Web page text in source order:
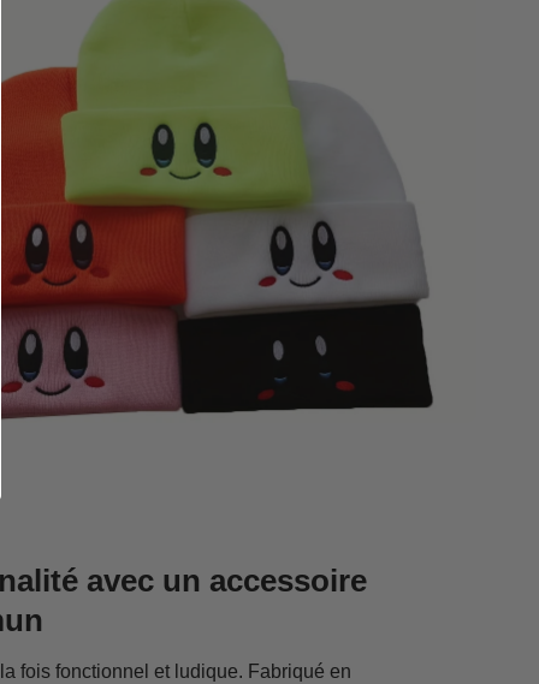
avec un accessoire
fois fonctionnel et ludique. Fabriqué en